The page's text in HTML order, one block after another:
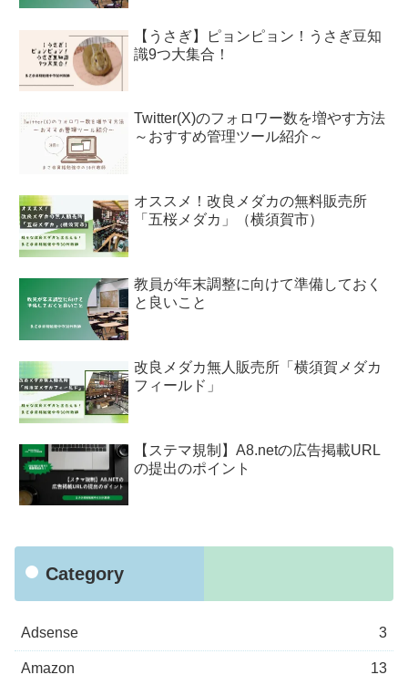
【うさぎ】ピョンピョン！うさぎ豆知
識9つ大集合！
Twitter(X)のフォロワー数を増やす方法
～おすすめ管理ツール紹介～
オススメ！改良メダカの無料販売所
「五桜メダカ」（横須賀市）
教員が年末調整に向けて準備しておく
と良いこと
改良メダカ無人販売所「横須賀メダカ
フィールド」
【ステマ規制】A8.netの広告掲載URL
の提出のポイント
Category
Adsense 3
Amazon 13